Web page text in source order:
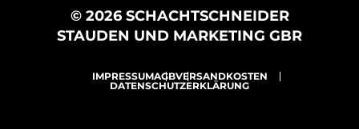
© 2026 SCHACHTSCHNEIDER
STAUDEN UND MARKETING GBR
IMPRESSUMAGBVERSANDKOSTEN
DATENSCHUTZERKLÄRUNG